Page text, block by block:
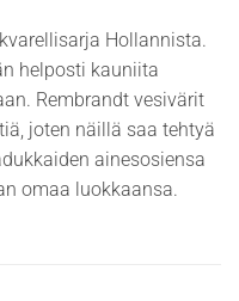
Hollannista.
helposti kauniita
Rembrandt vesivärit
joten näillä saa tehtyä
ainesosiensa
omaa luokkaansa.